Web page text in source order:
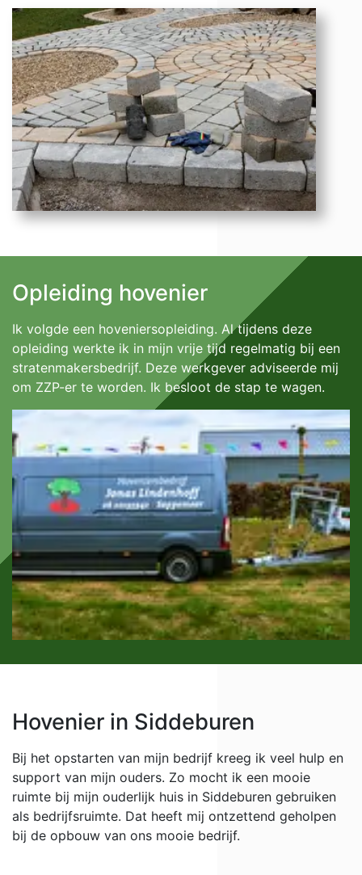
Opleiding hovenier
Ik volgde een hoveniersopleiding. Al tijdens deze
opleiding werkte ik in mijn vrije tijd regelmatig bij een
stratenmakersbedrijf. Deze werkgever adviseerde mij
om ZZP-er te worden. Ik besloot de stap te wagen.
Hovenier in Siddeburen
Bij het opstarten van mijn bedrijf kreeg ik veel hulp en
support van mijn ouders. Zo mocht ik een mooie
ruimte bij mijn ouderlijk huis in Siddeburen gebruiken
als bedrijfsruimte. Dat heeft mij ontzettend geholpen
bij de opbouw van ons mooie bedrijf.